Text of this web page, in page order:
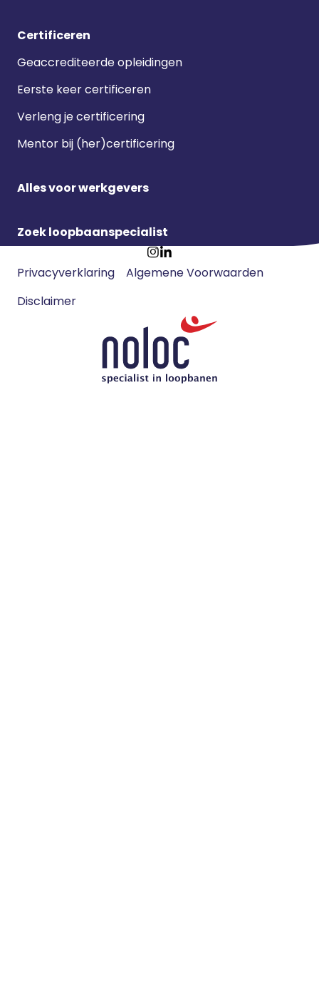
Certificeren
Geaccrediteerde opleidingen
Eerste keer certificeren
Verleng je certificering
Mentor bij (her)certificering
Alles voor werkgevers
Zoek loopbaanspecialist
GaGa
Footer
navigatie
Privacyverklaring
Algemene Voorwaarden
Disclaimer